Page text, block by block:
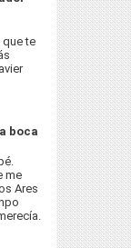
que te
boca
me
Ares